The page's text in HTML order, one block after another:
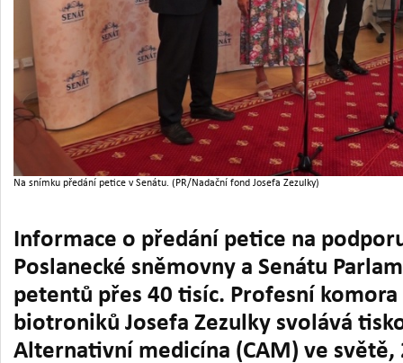
Na snímku předání petice v Senátu. (PR/Nadační fond Josefa Zezulky)
Informace o předání petice na
Poslanecké sněmovny a Senátu
petentů přes 40 tisíc. Profesní komora
biotroniků Josefa Zezulky svolává
Alternativní medicína (CAM) ve světě,